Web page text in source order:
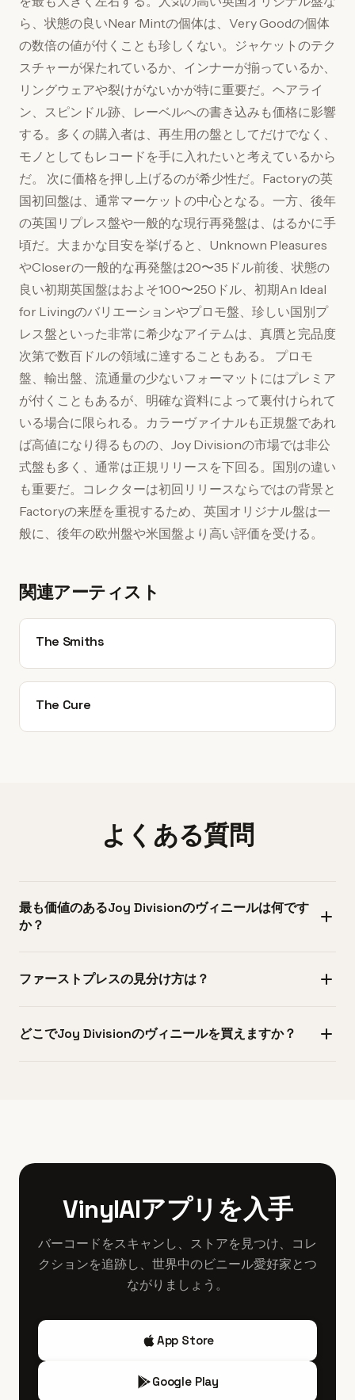
ら、状態の良いNear Mintの個体は、Very Goodの個体
の数倍の値が付くことも珍しくない。ジャケットのテク
スチャーが保たれているか、インナーが揃っているか、
リングウェアや裂けがないかが特に重要だ。ヘアライ
ン、スピンドル跡、レーベルへの書き込みも価格に影響
する。多くの購入者は、再生用の盤としてだけでなく、
モノとしてもレコードを手に入れたいと考えているから
だ。 次に価格を押し上げるのが希少性だ。Factoryの英
国初回盤は、通常マーケットの中心となる。一方、後年
の英国リプレス盤や一般的な現行再発盤は、はるかに手
頃だ。大まかな目安を挙げると、Unknown Pleasures
やCloserの一般的な再発盤は20〜35ドル前後、状態の
良い初期英国盤はおよそ100〜250ドル、初期An Ideal
for Livingのバリエーションやプロモ盤、珍しい国別プ
レス盤といった非常に希少なアイテムは、真贋と完品度
次第で数百ドルの領域に達することもある。 プロモ
盤、輸出盤、流通量の少ないフォーマットにはプレミア
が付くこともあるが、明確な資料によって裏付けられて
いる場合に限られる。カラーヴァイナルも正規盤であれ
ば高値になり得るものの、Joy Divisionの市場では非公
式盤も多く、通常は正規リリースを下回る。国別の違い
も重要だ。コレクターは初回リリースならではの背景と
Factoryの来歴を重視するため、英国オリジナル盤は一
般に、後年の欧州盤や米国盤より高い評価を受ける。
関連アーティスト
The Smiths
The Cure
よくある質問
最も価値のあるJoy Divisionのヴィニールは何です
か？
Ideal For Livingのオリジナル盤で、良好な状態の個体は
Studiosでプレスされた約1,200枚とされる7インチEP）。
また、Unknown PleasuresのUKファーストプレス（FACT
ファーストプレスの見分け方は？
たマトリクス番号を確認します。Unknown Pleasuresの初
てください。初期プレスは英国で製造されているため、プ
レス工場の情報も照合すると安心です。ラベル表記には
Manchesterのアドレスがあり、再発盤とはラベルデザイン
が微妙に異なる場合が多いです。
どこでJoy Divisionのヴィニールを買えますか？
レクティブル専門のオークションハウスを利用すると真贋
の面で安心です。地元のインディペンデントなレコードシ
ョップにもオリジナル盤が入ることがありますが、価格は
オンラインより高めの場合があります。高額なオリジナル
盤を購入する際は出品者の評判を確認し、ラベル、マトリ
クス番号、スリーブの詳細写真を必ず求めてください。
VinylAIアプリを入手
バーコードをスキャンし、ストアを見つけ、コレ
クションを追跡し、世界中のビニール愛好家とつ
ながりましょう。
App Store
Google Play